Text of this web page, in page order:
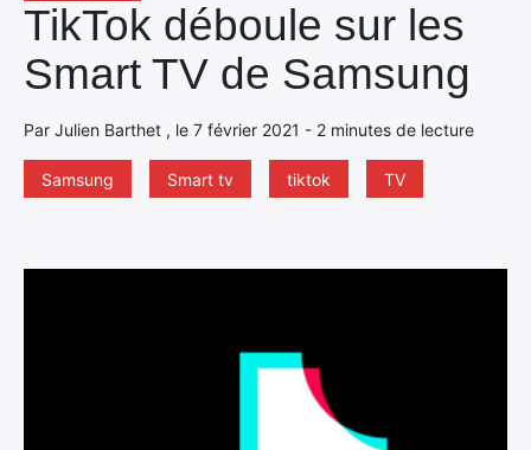
TikTok déboule sur les
Smart TV de Samsung
Par Julien Barthet , le 7 février 2021 - 2 minutes de lecture
Samsung Smart tv tiktok TV